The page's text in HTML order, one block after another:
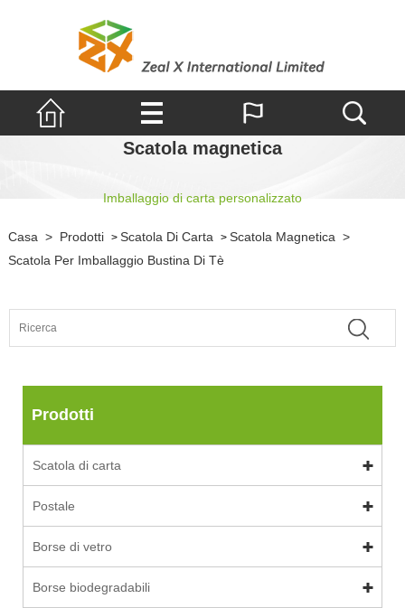
Scatola magnetica
Imballaggio di carta personalizzato
Casa > Prodotti > Scatola Di Carta > Scatola Magnetica >
Scatola Per Imballaggio Bustina Di Tè
Prodotti
Scatola di carta
Postale
Borse di vetro
Borse biodegradabili